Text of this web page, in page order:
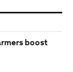
boost